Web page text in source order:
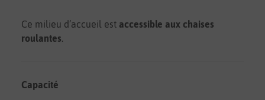
Ce milieu d’accueil est accessible aux chaises
roulantes.
Capacité